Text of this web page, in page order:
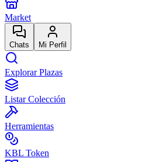
Market
Chats Mi Perfil
Explorar Plazas
Listar Colección
Herramientas
KBL Token